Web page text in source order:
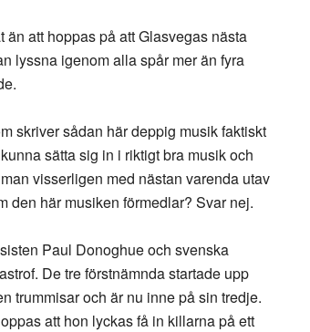
att hoppas på att Glasvegas nästa
lyssna igenom alla spår mer än fyra
skriver sådan här deppig musik faktiskt
sätta sig in i riktigt bra musik och
visserligen med nästan varenda utav
här musiken förmedlar? Svar nej.
Paul Donoghue och svenska
De tre förstnämnda startade upp
trummisar och är nu inne på sin tredje.
att hon lyckas få in killarna på ett